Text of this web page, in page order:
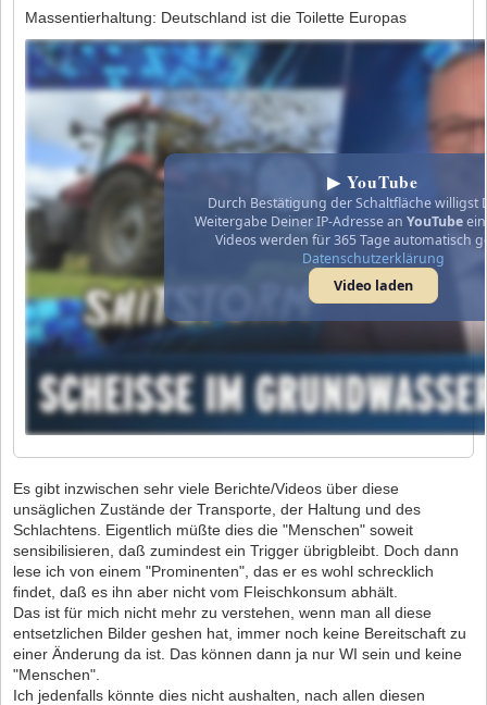
Massentierhaltung: Deutschland ist die Toilette Europas
▶ YouTube
Durch Bestätigung der Schaltfläche willigst
Weitergabe Deiner IP-Adresse an YouTube
Videos werden für 365 Tage automatisch
Datenschutzerklärung
Video laden
Es gibt inzwischen sehr viele Berichte/Videos über diese
unsäglichen Zustände der Transporte, der Haltung und des
Schlachtens. Eigentlich müßte dies die "Menschen" soweit
sensibilisieren, daß zumindest ein Trigger übrigbleibt. Doch dann
lese ich von einem "Prominenten", das er es wohl schrecklich
findet, daß es ihn aber nicht vom Fleischkonsum abhält.
Das ist für mich nicht mehr zu verstehen, wenn man all diese
entsetzlichen Bilder geshen hat, immer noch keine Bereitschaft zu
einer Änderung da ist. Das können dann ja nur WI sein und keine
"Menschen".
Ich jedenfalls könnte dies nicht aushalten, nach allen diesen